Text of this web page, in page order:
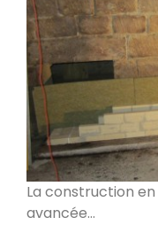
Saint-
oxalis L
La construction
avancée…